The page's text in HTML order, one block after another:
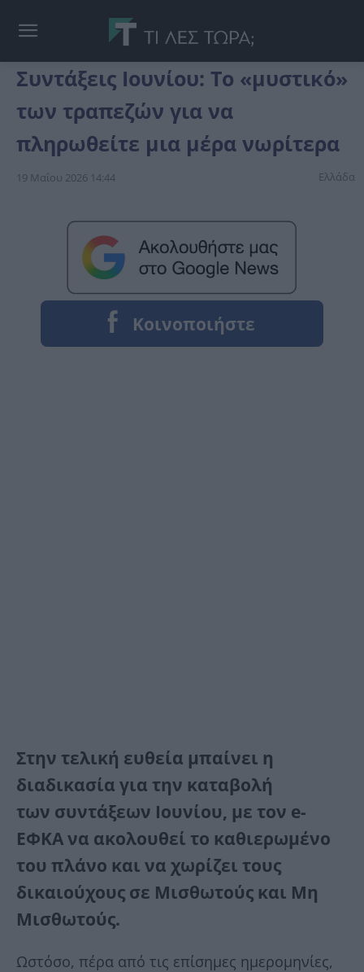
Συντάξεις Ιουνίου: Το «μυστικό»
των τραπεζών για να
πληρωθείτε μια μέρα νωρίτερα
19 Μαΐου 2026 14:44 Ελλάδα
Στην τελική ευθεία μπαίνει η
διαδικασία για την καταβολή
των συντάξεων Ιουνίου, με τον e-
ΕΦΚΑ να ακολουθεί το καθιερωμένο
του πλάνο και να χωρίζει τους
δικαιούχους σε Μισθωτούς και Μη
Μισθωτούς.
Ωστόσο, πέρα από τις επίσημες ημερομηνίες,